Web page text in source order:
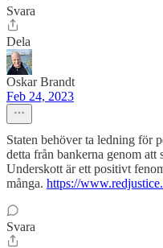
Svara
Dela
Oskar Brandt
Feb 24, 2023
Staten behöver ta ledning för
detta från bankerna genom att
Underskott är ett positivt
många. https://
Svara